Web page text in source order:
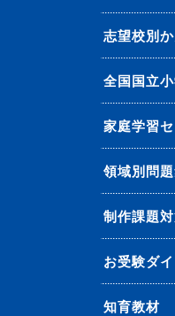
志望校別
全国国立
家庭学習セ
領域別問
制作課題
お受験ダ
知育教材